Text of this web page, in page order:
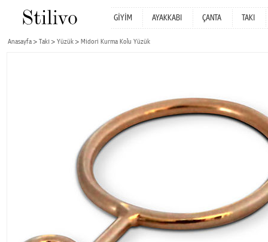
GİYİM AYAKKABI ÇANTA TAKI
Anasayfa Takı Yüzük Midori Kurma Kolu Yüzük